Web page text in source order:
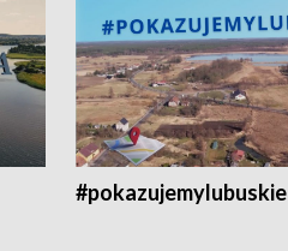
#pokazujemylubuskie